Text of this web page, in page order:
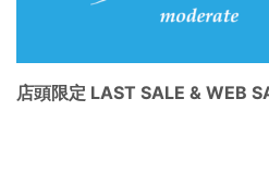
店頭限定 LAST SALE & WEB